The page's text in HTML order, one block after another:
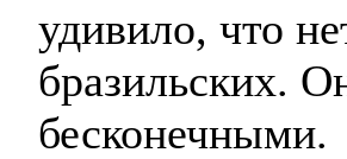
удивило, что
бразильских.
бесконечными.